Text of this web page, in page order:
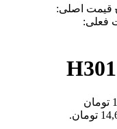
قیمت اصلی:
فعلی:
قیمت اصلی: 15,000,000 تومان